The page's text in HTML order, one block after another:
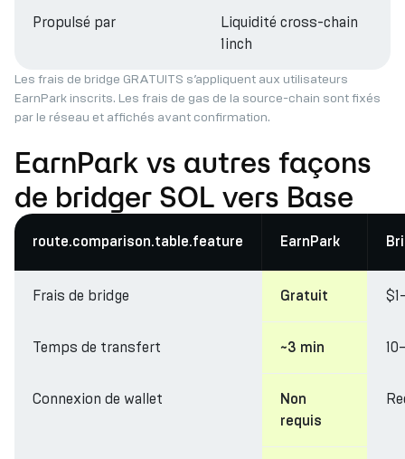
Propulsé par
Liquidité cross-chain
1inch
Les frais de bridge GRATUITS s’appliquent aux utilisateurs
EarnPark inscrits. Les frais de gas de la source-chain sont fixés
par le réseau et affichés avant confirmation.
EarnPark vs autres façons
de bridger SOL vers Base
route.comparison.table.feature EarnPark
Frais de bridge Gratuit
Temps de transfert ~3 min
Connexion de wallet
Non
requis